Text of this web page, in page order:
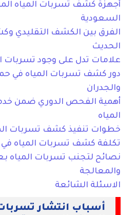
أجهزة كشف تسربات المياه
السعودية
الفرق بين الكشف التقليدي
الحديث
علامات تدل على وجود تسربات
دور كشف تسربات المياه في
والجدران
أهمية الفحص الدوري ضمن
المياه
خطوات تنفيذ كشف تسربات
تكلفة كشف تسربات المياه
نصائح لتجنب تسربات المياه
والمعالجة
الاسئلة الشائعة
أسباب انتشار